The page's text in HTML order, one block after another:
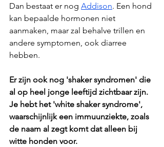
Dan bestaat er nog Addison. Een hond
kan bepaalde hormonen niet
aanmaken, maar zal behalve trillen en
andere symptomen, ook diarree
hebben.
Er zijn ook nog 'shaker syndromen' die
al op heel jonge leeftijd zichtbaar zijn.
Je hebt het 'white shaker syndrome',
waarschijnlijk een immuunziekte, zoals
de naam al zegt komt dat alleen bij
witte honden voor.